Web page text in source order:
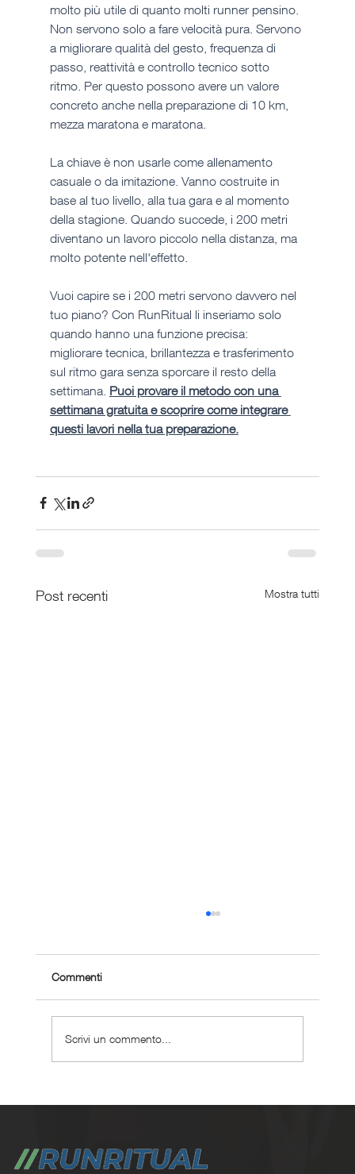
molto più utile di quanto molti runner pensino.
Non servono solo a fare velocità pura. Servono
a migliorare qualità del gesto, frequenza di
passo, reattività e controllo tecnico sotto
ritmo. Per questo possono avere un valore
concreto anche nella preparazione di 10 km,
mezza maratona e maratona.
La chiave è non usarle come allenamento
casuale o da imitazione. Vanno costruite in
base al tuo livello, alla tua gara e al momento
della stagione. Quando succede, i 200 metri
diventano un lavoro piccolo nella distanza, ma
molto potente nell'effetto.
Vuoi capire se i 200 metri servono davvero nel
tuo piano? Con RunRitual li inseriamo solo
quando hanno una funzione precisa:
migliorare tecnica, brillantezza e trasferimento
sul ritmo gara senza sporcare il resto della
settimana. Puoi provare il metodo con una
settimana gratuita e scoprire come integrare
questi lavori nella tua preparazione.
Post recenti Mostra tutti
Commenti
Scrivi un commento...